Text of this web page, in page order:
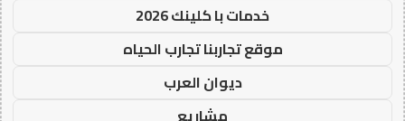
خدمات با كلينك 2026
موقع تجاربنا تجارب الحياه
ديوان العرب
مشاريع